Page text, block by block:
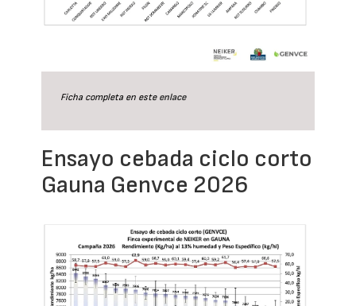
Ficha completa en este enlace
Ensayo cebada ciclo corto
Gauna Genvce 2026